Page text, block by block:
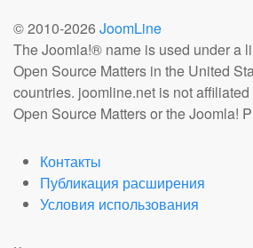
© 2010-2026 JoomLine
The Joomla!® name is used under a
Open Source Matters in the United
countries. joomline.net is not
Open Source Matters or the Joomla!
Контакты
Публикация расширения
Условия использования